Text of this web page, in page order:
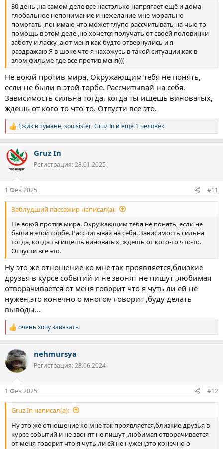
30 день ,на самом деле все настолько напрягает ещё и дома
глобальное непонимание и нежелание мне морально
помогать ,понимаю что может глупо рассчитывать на чью то
помощь в этом деле ,но хочется получать от своей половинки
заботу и ласку ,а от меня как будто отвернулись и я
раздражаю.Я в шоке что я нахожусь в такой ситуации,как в
злом фильме где все против меня(((
Не воюй против мира. Окружающим тебя не понять,
если не были в этой торбе. Рассчитывай на себя.
Зависимость сильна тогда, когда ты ищешь виноватых,
ждешь от кого-то что-то. Отпусти все это.
Р
е
к
ц
и
Ежик в тумане,soulsister,Gruz In и ещё 1 человек
Gruz In
Регистрация: 28.01.2025
1 Фев 2025 #11
Заблудший пассажир написал(а):
Не воюй против мира. Окружающим тебя не понять, если не
были в этой торбе. Рассчитывай на себя. Зависимость сильна
тогда, когда ты ищешь виноватых, ждешь от кого-то что-то.
Отпусти все это.
Ну это же отношение ко мне так проявляется,близкие
друзья в курсе событий и не звонят не пишут ,любимая
отворачивается от меня говорит что я чуть ли ей не
нужен,это конечно о многом говорит ,буду делать
выводы...
Р
е
к
ц
и
очень хочу завязать
nehmursya
Регистрация: 28.06.2024
1 Фев 2025 #12
Gruz In написал(а):
Ну это же отношение ко мне так проявляется,близкие друзья в
курсе событий и не звонят не пишут ,любимая отворачивается
от меня говорит что я чуть ли ей не нужен,это конечно о